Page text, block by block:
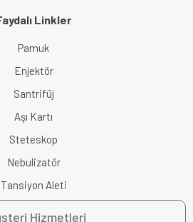
Linkler
Pamuk
Enjektör
Santrifüj
Aşı Kartı
Steteskop
Nebulizatör
Tansiyon Aleti
Hizmetleri